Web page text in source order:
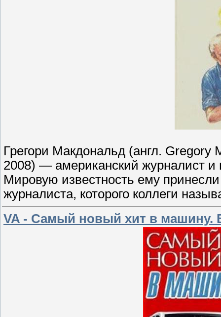
Грегори Макдональд (англ.
2008) — американский журналист и
Мировую известность ему
журналиста, которого коллеги
VA - Самый новый хит в машину.